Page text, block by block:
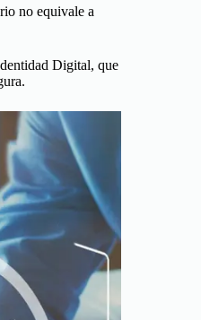
no equivale a
Digital, que